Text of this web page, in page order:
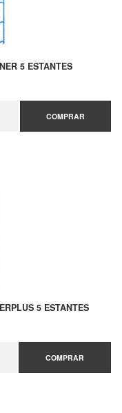
5 ESTANTES
COMPRAR
5 ESTANTES
COMPRAR